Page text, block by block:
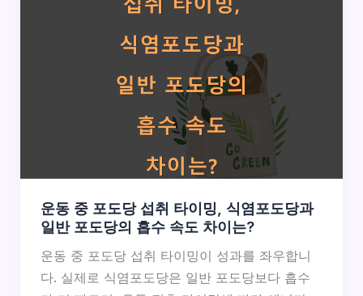
운동 중 포도당 섭취 타이밍, 식염포도당과
일반 포도당의 흡수 속도 차이는?
운동 중 포도당 섭취 타이밍이 성과를 좌우합니
다. 실제로 식염포도당은 일반 포도당보다 흡수